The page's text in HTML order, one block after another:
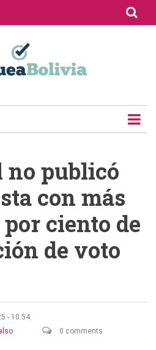
no publicó
con más
ciento de
de voto
- 10:54
0 comments